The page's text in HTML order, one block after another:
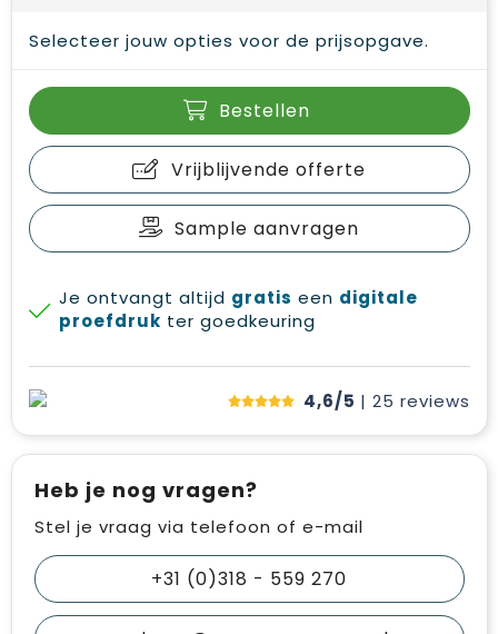
Selecteer jouw opties voor de prijsopgave.
Bestellen
Vrijblijvende offerte
Sample aanvragen
Je ontvangt altijd gratis een digitale
proefdruk ter goedkeuring
4,6/5 | 25 reviews
Heb je nog vragen?
Stel je vraag via telefoon of e-mail
+31 (0)318 - 559 270